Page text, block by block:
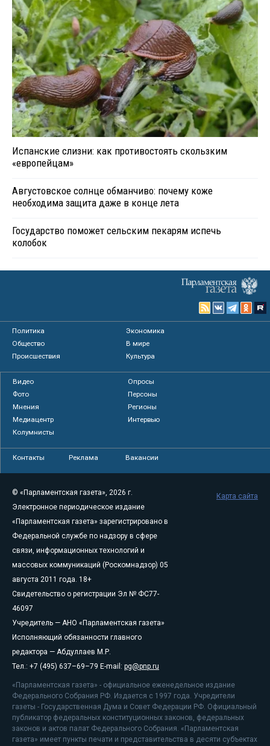
Испанские слизни: как противостоять скользким
«европейцам»
Августовское солнце обманчиво: почему коже
необходима защита даже в конце лета
Государство поможет сельским пекарям испечь
колобок
Политика
Экономика
Общество
В мире
Происшествия
Культура
Видео
Опросы
Фото
Персоны
Мнения
Регионы
Медиацентр
Интервью
Колумнисты
Контакты Реклама Вакансии
© «Парламентская газета», 2026 г.
Электронное периодическое издание
«Парламентская газета» зарегистрировано в
Федеральной службе по надзору в сфере
связи, информационных технологий и
массовых коммуникаций (Роскомнадзор) 05
августа 2011 года. 18+
Свидетельство о регистрации Эл № ФС77-
46097
Учредитель — АНО «Парламентская газета»
Исполняющий обязанности главного
редактора — Абдуллаев М.Р.
Тел.: +7 (495) 637–69–79 E-mail: pg@pnp.ru
«Парламентская газета» - официальное еженедельное издание
Федерального Собрания РФ. Издается с 1997 года. Учредители
газеты - Государственная Дума и Совет Федерации РФ. Официальный
публикатор федеральных конституционных законов, федеральных
законов и актов палат Федерального Собрания. «Парламентская
газета» имеет пункты печати и представительства в десяти субъектах
Карта сайта